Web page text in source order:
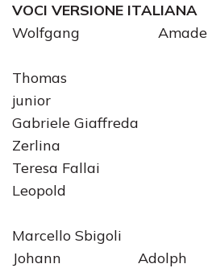
VOCI VERSIONE ITALIANA
Wolfgang
Antonio
Thomas
Gabriele Giaffreda
Teresa Fallai
Leopold
Marcello Sbigoli
Johann Adolph